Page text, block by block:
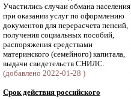
Участились случаи обмана населения
при оказании услуг по оформлению
документов для перерасчета пенсий,
получения социальных пособий,
распоряжения средствами
материнского (семейного) капитала,
выдачи свидетельств СНИЛС.
(добавлено 2022-01-28 )
Срок действия российского